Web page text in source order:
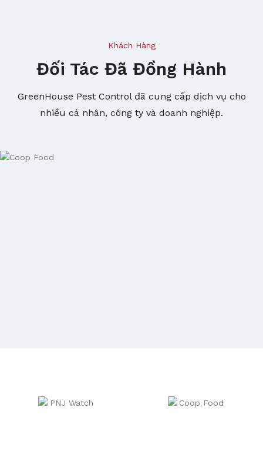
Khách Hàng
Đối Tác Đã Đồng Hành
GreenHouse Pest Control đã cung cấp dịch vụ cho
nhiều cá nhân, công ty và doanh nghiệp.